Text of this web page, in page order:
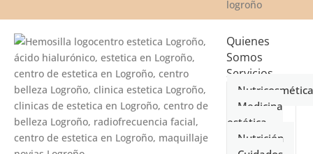
Quienes
Somos
Servicios
Nutricosmética
Medicina
estética
Nutrición